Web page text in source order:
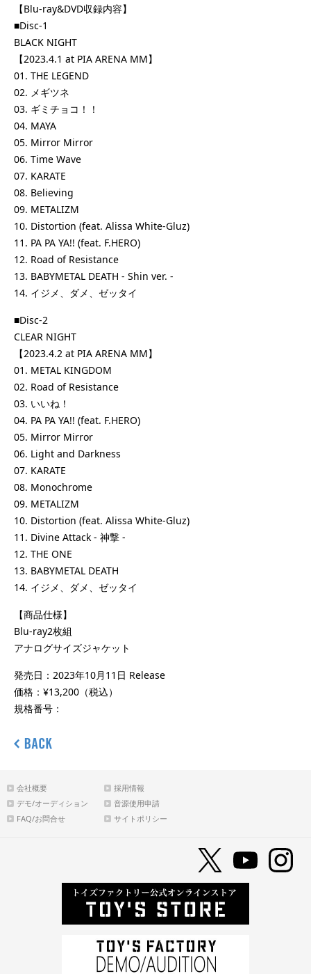
【Blu-ray&DVD収録内容】
■Disc-1
BLACK NIGHT
【2023.4.1 at PIA ARENA MM】
01. THE LEGEND
02. メギツネ
03. ギミチョコ！！
04. MAYA
05. Mirror Mirror
06. Time Wave
07. KARATE
08. Believing
09. METALIZM
10. Distortion (feat. Alissa White-Gluz)
11. PA PA YA!! (feat. F.HERO)
12. Road of Resistance
13. BABYMETAL DEATH - Shin ver. -
14. イジメ、ダメ、ゼッタイ
■Disc-2
CLEAR NIGHT
【2023.4.2 at PIA ARENA MM】
01. METAL KINGDOM
02. Road of Resistance
03. いいね！
04. PA PA YA!! (feat. F.HERO)
05. Mirror Mirror
06. Light and Darkness
07. KARATE
08. Monochrome
09. METALIZM
10. Distortion (feat. Alissa White-Gluz)
11. Divine Attack - 神撃 -
12. THE ONE
13. BABYMETAL DEATH
14. イジメ、ダメ、ゼッタイ
【商品仕様】
Blu-ray2枚組
アナログサイズジャケット
発売日：2023年10月11日 Release
価格：¥13,200（税込）
規格番号：
会社概要
採用情報
デモ/オーディション
音源使用申請
FAQ/お問合せ
サイトポリシー